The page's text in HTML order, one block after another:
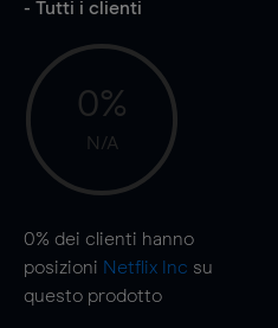
- Tutti i clienti
0%
N/A
0% dei clienti hanno
posizioni Netflix Inc su
questo prodotto